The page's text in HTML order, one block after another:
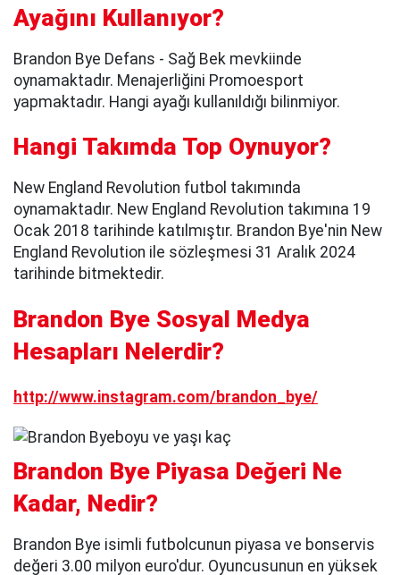
Ayağını Kullanıyor?
Brandon Bye Defans - Sağ Bek mevkiinde
oynamaktadır. Menajerliğini Promoesport
yapmaktadır. Hangi ayağı kullanıldığı bilinmiyor.
Hangi Takımda Top Oynuyor?
New England Revolution futbol takımında
oynamaktadır. New England Revolution takımına 19
Ocak 2018 tarihinde katılmıştır. Brandon Bye'nin New
England Revolution ile sözleşmesi 31 Aralık 2024
tarihinde bitmektedir.
Brandon Bye Sosyal Medya
Hesapları Nelerdir?
http://www.instagram.com/brandon_bye/
Brandon Bye Piyasa Değeri Ne
Kadar, Nedir?
Brandon Bye isimli futbolcunun piyasa ve bonservis
değeri 3.00 milyon euro'dur. Oyuncusunun en yüksek